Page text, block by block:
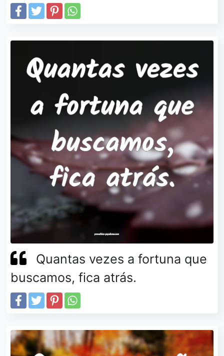
Quantas vezes a fortuna que
buscamos, fica atrás.